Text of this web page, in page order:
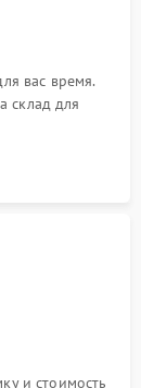
вас время.
склад для
и стоимость